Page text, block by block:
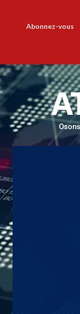
Abonnez-vous